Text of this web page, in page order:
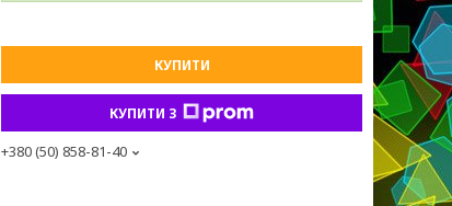
КУПИТИ
КУПИТИ З
+380 (50) 858-81-40